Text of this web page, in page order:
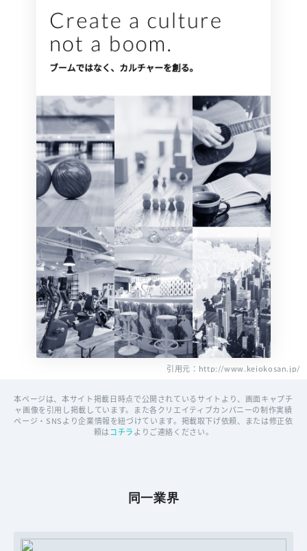
引用元：http://www.keiokosan.jp/
本ページは、本サイト掲載日時点で公開されているサイトより、画面キャプチ
ャ画像を引用し掲載しています。また各クリエイティブカンパニーの制作実績
ページ・SNSより企業情報を紐づけています。掲載取下げ依頼、または修正依
頼はコチラよりご連絡ください。
同一業界